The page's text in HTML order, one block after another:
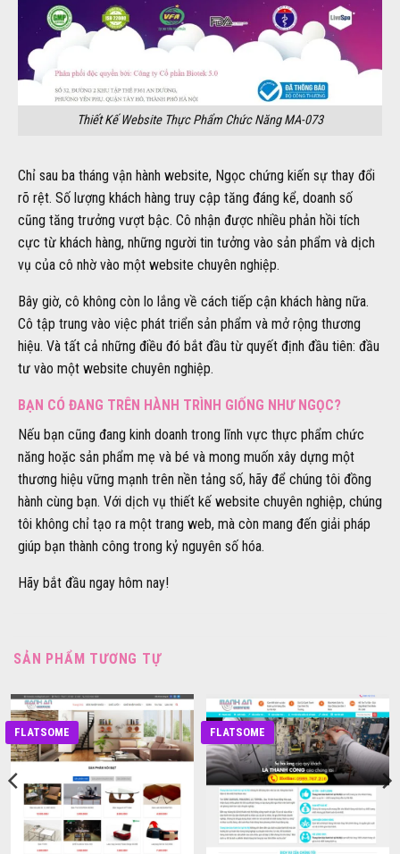
Thiết Kế Website Thực Phẩm Chức Năng MA-073
Chỉ sau ba tháng vận hành website, Ngọc chứng kiến sự thay đổi
rõ rệt. Số lượng khách hàng truy cập tăng đáng kể, doanh số
cũng tăng trưởng vượt bậc. Cô nhận được nhiều phản hồi tích
cực từ khách hàng, những người tin tưởng vào sản phẩm và dịch
vụ của cô nhờ vào một website chuyên nghiệp.
Bây giờ, cô không còn lo lắng về cách tiếp cận khách hàng nữa.
Cô tập trung vào việc phát triển sản phẩm và mở rộng thương
hiệu. Và tất cả những điều đó bắt đầu từ quyết định đầu tiên: đầu
tư vào một website chuyên nghiệp.
BẠN CÓ ĐANG TRÊN HÀNH TRÌNH GIỐNG NHƯ NGỌC?
Nếu bạn cũng đang kinh doanh trong lĩnh vực thực phẩm chức
năng hoặc sản phẩm mẹ và bé và mong muốn xây dựng một
thương hiệu vững mạnh trên nền tảng số, hãy để chúng tôi đồng
hành cùng bạn. Với dịch vụ thiết kế website chuyên nghiệp, chúng
tôi không chỉ tạo ra một trang web, mà còn mang đến giải pháp
giúp bạn thành công trong kỷ nguyên số hóa.
Hãy bắt đầu ngay hôm nay!
SẢN PHẨM TƯƠNG TỰ
FLATSOME FLATSOME